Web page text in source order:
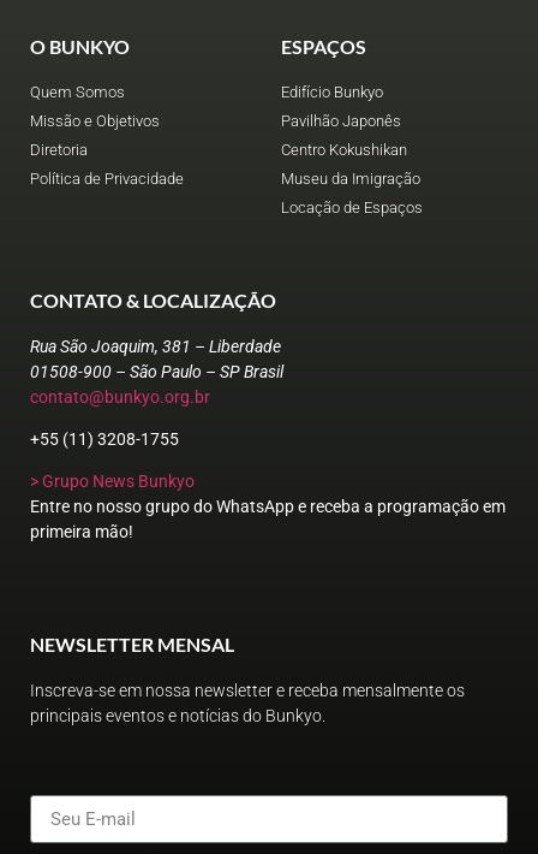
O BUNKYO
Quem Somos
Missão e Objetivos
Diretoria
Política de Privacidade
ESPAÇOS
Edifício Bunkyo
Pavilhão Japonês
Centro Kokushikan
Museu da Imigração
Locação de Espaços
CONTATO & LOCALIZAÇÃO
Rua São Joaquim, 381 – Liberdade
01508-900 – São Paulo – SP Brasil
contato@bunkyo.org.br
+55 (11) 3208-1755
> Grupo News Bunkyo
Entre no nosso grupo do WhatsApp e receba a programação em
primeira mão!
NEWSLETTER MENSAL
Inscreva-se em nossa newsletter e receba mensalmente os
principais eventos e notícias do Bunkyo.